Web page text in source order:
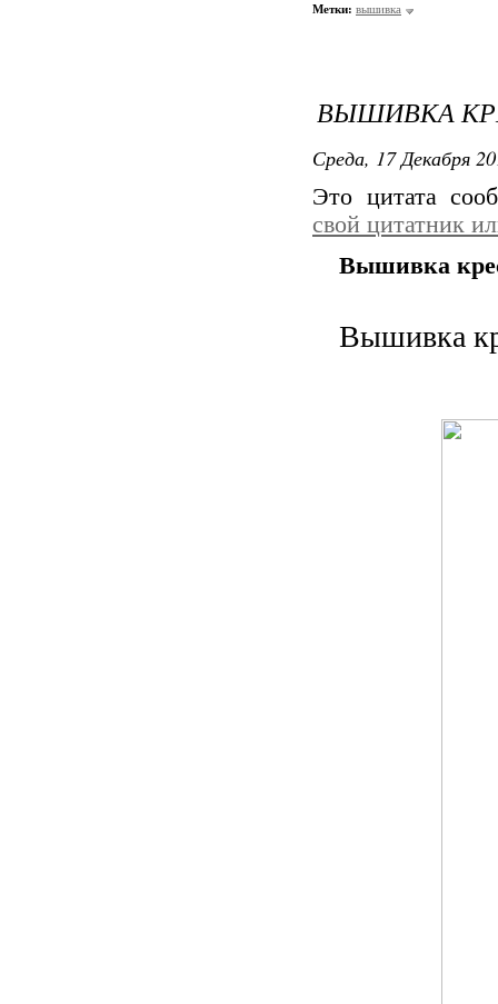
Метки: вышивка
ВЫШИВКА
Среда, 17 Декабря
Это цитата
свой цитатник
Вышивка
Вышивка